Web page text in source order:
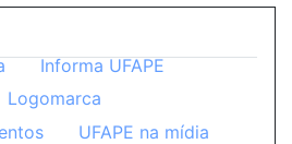
Informa UFAPE
Logomarca
UFAPE na mídia